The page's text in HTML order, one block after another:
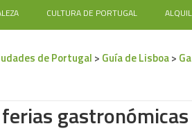
CULTURA DE PORTUGAL
de Portugal > Guía de Lisboa>
gastronómicas